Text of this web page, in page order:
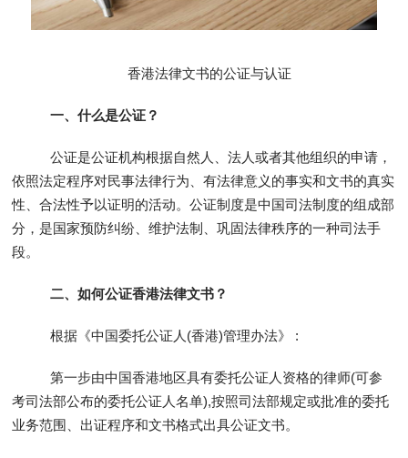
香港法律文书的公证与认证
一、什么是公证？
公证是公证机构根据自然人、法人或者其他组织的申请，
依照法定程序对民事法律行为、有法律意义的事实和文书的真实
性、合法性予以证明的活动。公证制度是中国司法制度的组成部
分，是国家预防纠纷、维护法制、巩固法律秩序的一种司法手
段。
二、如何公证香港法律文书？
根据《中国委托公证人(香港)管理办法》 :
第一步由中国香港地区具有委托公证人资格的律师(可参
考司法部公布的委托公证人名单),按照司法部规定或批准的委托
业务范围、出证程序和文书格式出具公证文书。